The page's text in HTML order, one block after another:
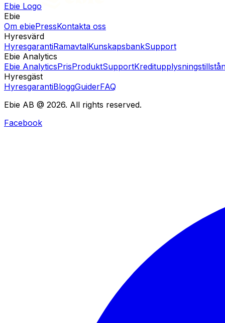
Ebie Logo
Ebie
Om ebiePressKontakta oss
Hyresvärd
HyresgarantiRamavtalKunskapsbankSupport
Ebie Analytics
Ebie AnalyticsPrisProduktSupport
Hyresgäst
HyresgarantiBloggGuiderFAQ
Ebie AB @ 2026. All rights reserved.
Facebook